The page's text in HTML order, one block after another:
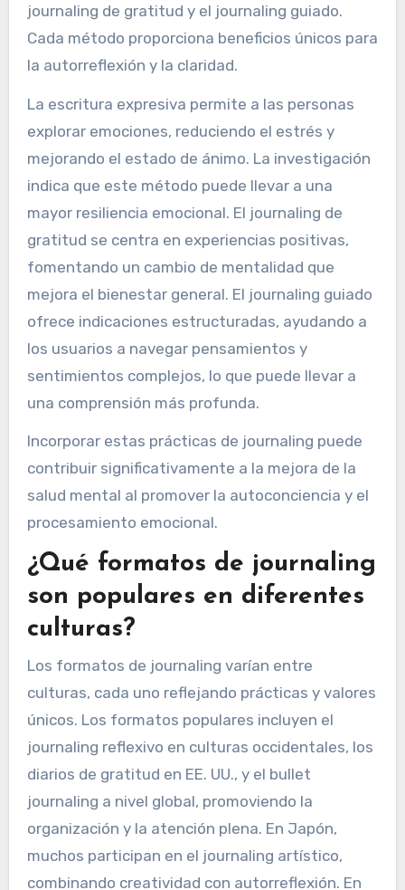
journaling de gratitud y el journaling guiado.
Cada método proporciona beneficios únicos para
la autorreflexión y la claridad.
La escritura expresiva permite a las personas
explorar emociones, reduciendo el estrés y
mejorando el estado de ánimo. La investigación
indica que este método puede llevar a una
mayor resiliencia emocional. El journaling de
gratitud se centra en experiencias positivas,
fomentando un cambio de mentalidad que
mejora el bienestar general. El journaling guiado
ofrece indicaciones estructuradas, ayudando a
los usuarios a navegar pensamientos y
sentimientos complejos, lo que puede llevar a
una comprensión más profunda.
Incorporar estas prácticas de journaling puede
contribuir significativamente a la mejora de la
salud mental al promover la autoconciencia y el
procesamiento emocional.
¿Qué formatos de journaling
son populares en diferentes
culturas?
Los formatos de journaling varían entre
culturas, cada uno reflejando prácticas y valores
únicos. Los formatos populares incluyen el
journaling reflexivo en culturas occidentales, los
diarios de gratitud en EE. UU., y el bullet
journaling a nivel global, promoviendo la
organización y la atención plena. En Japón,
muchos participan en el journaling artístico,
combinando creatividad con autorreflexión. En